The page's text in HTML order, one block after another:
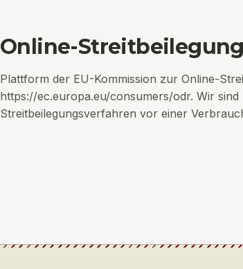
Online-Streitbeilegung
Plattform der EU-Kommission zur Online-
https://ec.europa.eu/consumers/odr. Wir
Streitbeilegungsverfahren vor einer